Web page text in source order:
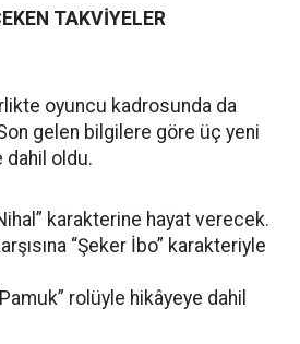
TAKVİYELER
oyuncu kadrosunda da
gelen bilgilere göre üç yeni
dahil oldu.
karakterine hayat verecek.
“Şeker İbo” karakteriyle
rolüyle hikâyeye dahil